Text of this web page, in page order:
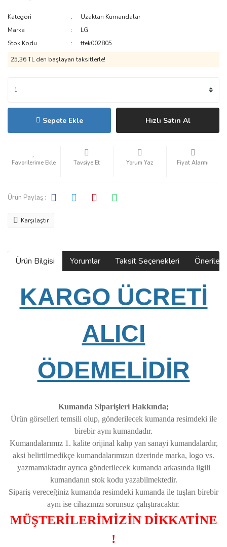
Kategori
Uzaktan Kumandalar
Marka
LG
Stok Kodu
ttek002805
25,36 TL den başlayan taksitlerle!
Sepete Ekle Hızlı Satın Al
Tavsiye Et Yorum Yaz Fiyat Alarmı
Ürün Paylaş :
Karşılaştır
Ürün Bilgisi Yorumlar Taksit Seçenekleri
KARGO ÜCRETİ
ALICI
ÖDEMELİDİR
Kumanda Siparişleri Hakkında;
Ürün görselleri temsili olup, gönderilecek kumanda resimdeki ile
birebir aynı kumandadır.
Kumandalarımız 1. kalite orijinal kalıp yan sanayi kumandalardır,
aksi belirtilmedikçe kumandalarımızın üzerinde marka, logo vs.
yazmamaktadır ayrıca gönderilecek kumanda arkasında ilgili
kumandanın stok kodu yazabilmektedir.
Sipariş vereceğiniz kumanda resimdeki kumanda ile tuşları birebir
aynı ise cihazınızı sorunsuz çalıştıracaktır.
MÜŞTERİLERİMİZİN DİKKATİNE
!